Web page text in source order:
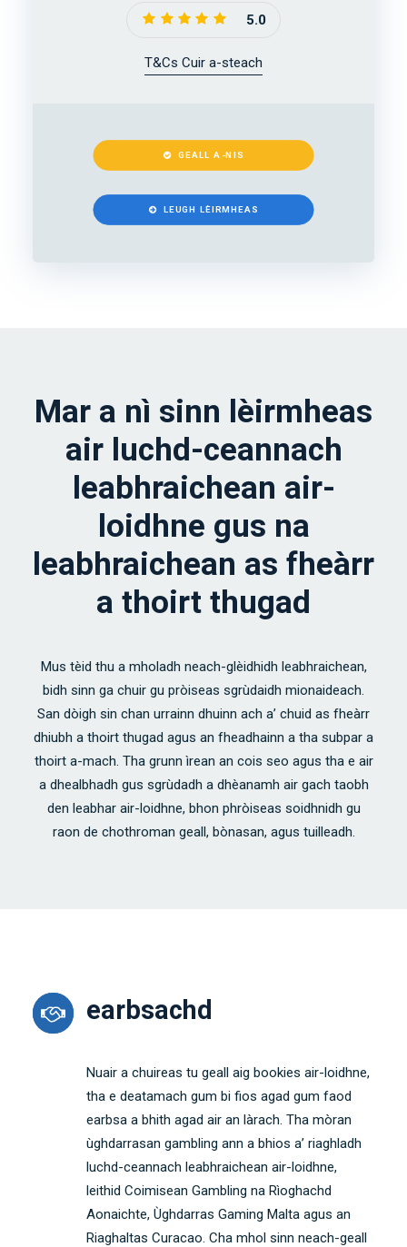
5.0
T&Cs Cuir a-steach
GEALL A-NIS
LEUGH LÈIRMHEAS
Mar a nì sinn lèirmheas
air luchd-ceannach
leabhraichean air-
loidhne gus na
leabhraichean as fheàrr
a thoirt thugad
Mus tèid thu a mholadh neach-glèidhidh leabhraichean,
bidh sinn ga chuir gu pròiseas sgrùdaidh mionaideach.
San dòigh sin chan urrainn dhuinn ach a’ chuid as fheàrr
dhiubh a thoirt thugad agus an fheadhainn a tha subpar a
thoirt a-mach. Tha grunn ìrean an cois seo agus tha e air
a dhealbhadh gus sgrùdadh a dhèanamh air gach taobh
den leabhar air-loidhne, bhon phròiseas soidhnidh gu
raon de chothroman geall, bònasan, agus tuilleadh.
earbsachd
Nuair a chuireas tu geall aig bookies air-loidhne,
tha e deatamach gum bi fios agad gum faod
earbsa a bhith agad air an làrach. Tha mòran
ùghdarrasan gambling ann a bhios a’ riaghladh
luchd-ceannach leabhraichean air-loidhne,
leithid Coimisean Gambling na Rìoghachd
Aonaichte, Ùghdarras Gaming Malta agus an
Riaghaltas Curacao. Cha mhol sinn neach-geall